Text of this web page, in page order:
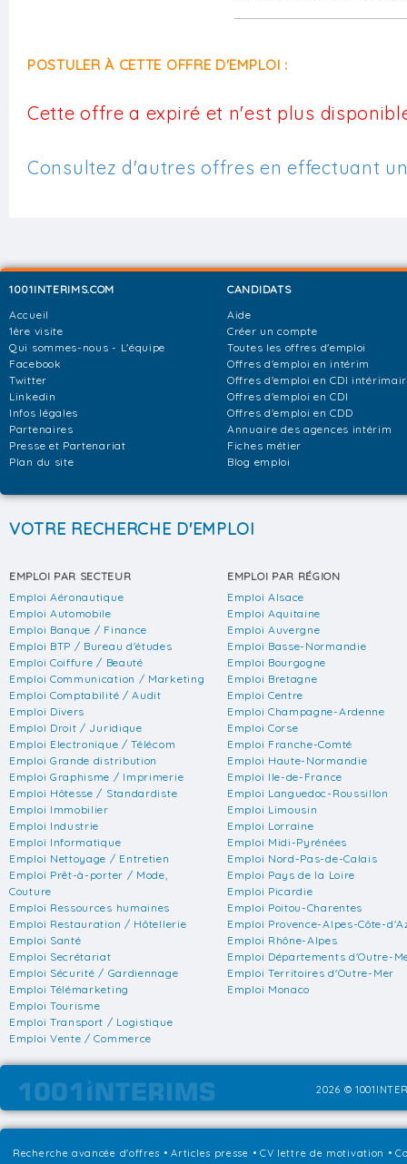
POSTULER À CETTE OFFRE D'EMPLOI :
Cette offre a expiré et n'est plus
Consultez d'autres offres en effectuant
1001INTERIMS.COM
Accueil
1ère visite
Qui sommes-nous - L'équipe
Facebook
Twitter
Linkedin
Infos légales
Partenaires
Presse et Partenariat
Plan du site
CANDIDATS
Aide
Créer un compte
Toutes les offres d'emploi
Offres d'emploi en intérim
Offres d'emploi en CDI
Offres d'emploi en CDI
Offres d'emploi en CDD
Annuaire des agences intérim
Fiches métier
Blog emploi
VOTRE RECHERCHE D'EMPLOI
EMPLOI PAR SECTEUR
Emploi Aéronautique
Emploi Automobile
Emploi Banque / Finance
Emploi BTP / Bureau d'études
Emploi Coiffure / Beauté
Emploi Communication / Marketing
Emploi Comptabilité / Audit
Emploi Divers
Emploi Droit / Juridique
Emploi Electronique / Télécom
Emploi Grande distribution
Emploi Graphisme / Imprimerie
Emploi Hôtesse / Standardiste
Emploi Immobilier
Emploi Industrie
Emploi Informatique
Emploi Nettoyage / Entretien
Emploi Prêt-à-porter / Mode,
Couture
Emploi Ressources humaines
Emploi Restauration / Hôtellerie
Emploi Santé
Emploi Secrétariat
Emploi Sécurité / Gardiennage
Emploi Télémarketing
Emploi Tourisme
Emploi Transport / Logistique
Emploi Vente / Commerce
EMPLOI PAR RÉGION
Emploi Alsace
Emploi Aquitaine
Emploi Auvergne
Emploi Basse-Normandie
Emploi Bourgogne
Emploi Bretagne
Emploi Centre
Emploi Champagne-Ardenne
Emploi Corse
Emploi Franche-Comté
Emploi Haute-Normandie
Emploi Ile-de-France
Emploi Languedoc-Roussillon
Emploi Limousin
Emploi Lorraine
Emploi Midi-Pyrénées
Emploi Nord-Pas-de-Calais
Emploi Pays de la Loire
Emploi Picardie
Emploi Poitou-Charentes
Emploi Provence-Alpes-Côte-
Emploi Rhône-Alpes
Emploi Départements d'Outre-
Emploi Territoires d'Outre-Mer
Emploi Monaco
2026 ©
Recherche avancée d'offres •Articles presse • CV lettre de motivation •